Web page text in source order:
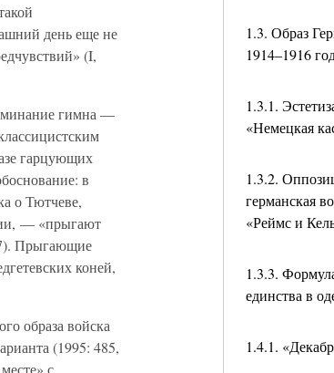
1.3. Образ
1914–1916
1.3.1.
«Немецкая
1.3.2.
германская
«Реймс и
1.3.3.
единства в
1.4.1.
день еще не
(I,
гимна —
гарцующих
в
о Тютчеве,
— «прыгают
Прыгающие
коней,
образа войска
(1995: 485,
с